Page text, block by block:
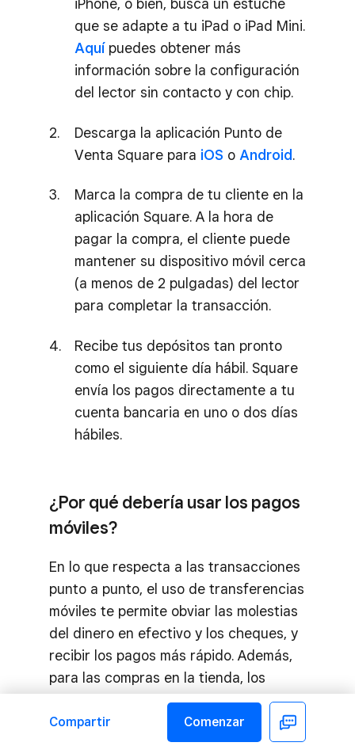
iPhone, o bien, busca un estuche
que se adapte a tu iPad o iPad Mini.
Aquípuedes obtener más
información sobre la configuración
del lector sin contacto y con chip.
Descarga la aplicación Punto de
Venta Square para iOS o Android.
Marca la compra de tu cliente en la
aplicación Square. A la hora de
pagar la compra, el cliente puede
mantener su dispositivo móvil cerca
(a menos de 2 pulgadas) del lector
para completar la transacción.
Recibe tus depósitos tan pronto
como el siguiente día hábil. Square
envía los pagos directamente a tu
cuenta bancaria en uno o dos días
hábiles.
¿Por qué debería usar los pagos
móviles?
En lo que respecta a las transacciones
punto a punto, el uso de transferencias
móviles te permite obviar las molestias
del dinero en efectivo y los cheques, y
recibir los pagos más rápido. Además,
para las compras en la tienda, los
pagos móviles son la mejor solución por
distintos motivos:
Facebook
Compartir Comenzar